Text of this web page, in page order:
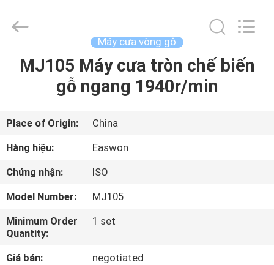
TRANG
CÁC
SẢN
PHẨM
VỀ
CHÚNG
Import
Máy cưa vòng gỗ
MJ105 Máy cưa tròn chế biến
gỗ ngang 1940r/min
Place of Origin:
China
Hàng hiệu:
Easwon
Chứng nhận:
ISO
Model Number:
MJ105
Minimum Order
Quantity:
1 set
Giá bán:
negotiated